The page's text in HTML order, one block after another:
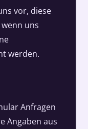
vor, diese
uns
werden.
Anfragen
Angaben aus